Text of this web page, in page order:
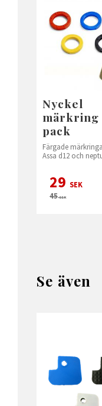
Nyckel
märkring
pack
Färgade
Assa d12 och
29 SEK
45SEK
Se även